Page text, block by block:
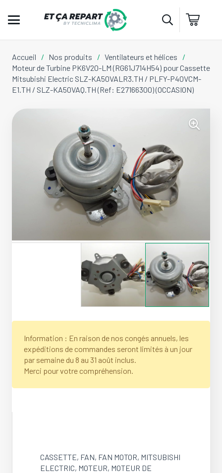
Accueil / Nos produits / Ventilateurs et hélices
/
Moteur de Turbine PK6V20-LM (RG61J714H54) pour Cassette
Mitsubishi Electric SLZ-KA50VALR3.TH / PLFY-P40VCM-
E1.TH / SLZ-KA50VAQ.TH (Ref: E27166300) (OCCASION)
Information : En raison de nos congés annuels, les
expéditions de commandes seront limités à un jour
par semaine du 8 au 31 août inclus.
Merci pour votre compréhension.
CASSETTE, FAN, FAN MOTOR, MITSUBISHI
ELECTRIC, MOTEUR, MOTEUR DE